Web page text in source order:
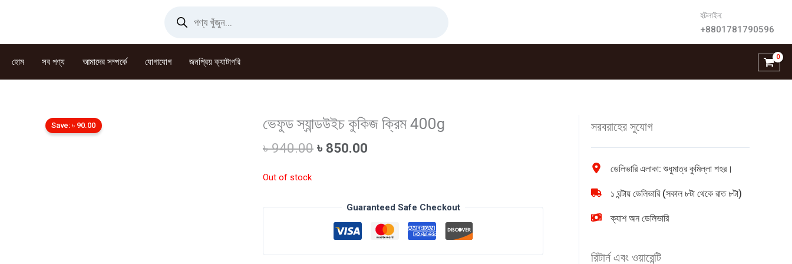
search
হটলাইন:
+8801781790596
হোম সব পণ্য আমাদের সম্পর্কে যোগাযোগ জনপ্রিয় ক্যাটাগরি
ভেফুড স্যান্ডউইচ কুকিজ ক্রিম 400g
৳940.00 Original
৳ 850.00
Save:৳ 90.00
Out of stock
Guaranteed Safe Checkout
সরবরাহের সুযোগ
ডেলিভারি এলাকা: শুধুমাত্র কুমিল্লা শহর।
১ ঘন্টায় ডেলিভারি (সকাল ৮টা থেকে রাত ৮টা)
ক্যাশ অন ডেলিভারি
রিটার্ন এবং ওয়ারেন্টি